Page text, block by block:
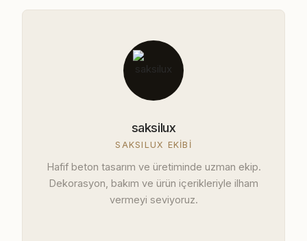
saksilux
SAKSILUX EKIBI
Hafif beton tasarım ve üretiminde uzman ekip.
Dekorasyon, bakım ve ürün içerikleriyle ilham
vermeyi seviyoruz.